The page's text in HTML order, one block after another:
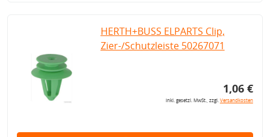
HERTH+BUSS ELPARTS Clip,
Zier-/Schutzleiste 50267071
1,06 €
inkl. gesetzl. MwSt., zzgl.Versandkosten